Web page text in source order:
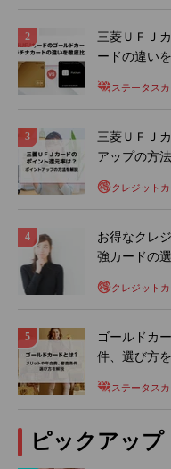
三菱ＵＦＪ
ードの違い
ステータス
三菱ＵＦＪ
アップの方
クレジット
お得なクレ
強カードの
クレジット
ゴールドカ
件、選び方
ステータス
ピックアップ